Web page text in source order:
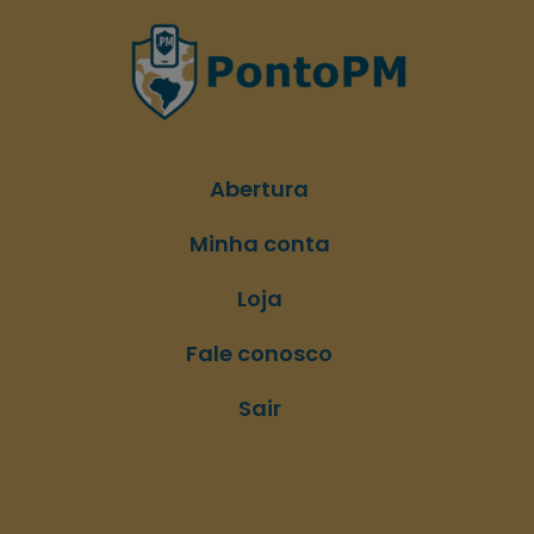
Abertura
Minha conta
Loja
Fale conosco
Sair